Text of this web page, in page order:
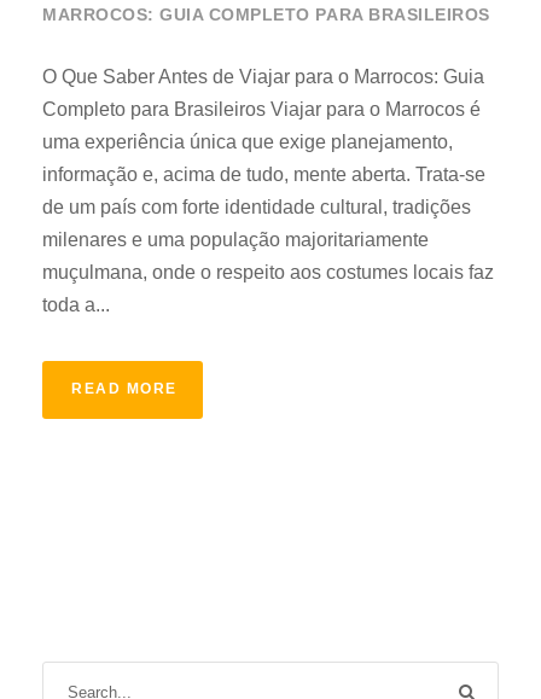
MARROCOS: GUIA COMPLETO PARA BRASILEIROS
O Que Saber Antes de Viajar para o Marrocos: Guia
Completo para Brasileiros Viajar para o Marrocos é
uma experiência única que exige planejamento,
informação e, acima de tudo, mente aberta. Trata-se
de um país com forte identidade cultural, tradições
milenares e uma população majoritariamente
muçulmana, onde o respeito aos costumes locais faz
toda a...
READ MORE